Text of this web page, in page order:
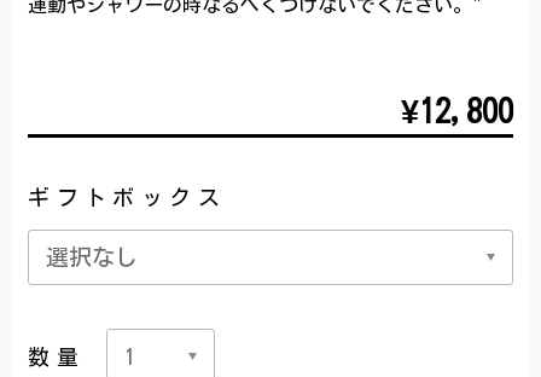
運動やシャワーの時なるべくつけないでください。"
¥12,800
ギフトボックス
数量